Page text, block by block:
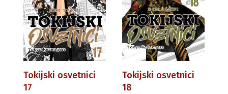
Tokijski osvetnici
17
Tokijski osvetnici
18